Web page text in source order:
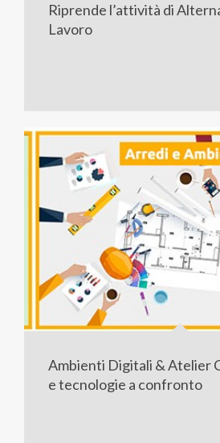
Riprende l’attività di
Lavoro
Ambienti Digitali & Atelier
e tecnologie a confronto